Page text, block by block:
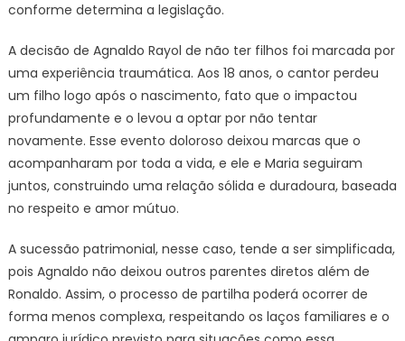
conforme determina a legislação.
A decisão de Agnaldo Rayol de não ter filhos foi marcada por
uma experiência traumática. Aos 18 anos, o cantor perdeu
um filho logo após o nascimento, fato que o impactou
profundamente e o levou a optar por não tentar
novamente. Esse evento doloroso deixou marcas que o
acompanharam por toda a vida, e ele e Maria seguiram
juntos, construindo uma relação sólida e duradoura, baseada
no respeito e amor mútuo.
A sucessão patrimonial, nesse caso, tende a ser simplificada,
pois Agnaldo não deixou outros parentes diretos além de
Ronaldo. Assim, o processo de partilha poderá ocorrer de
forma menos complexa, respeitando os laços familiares e o